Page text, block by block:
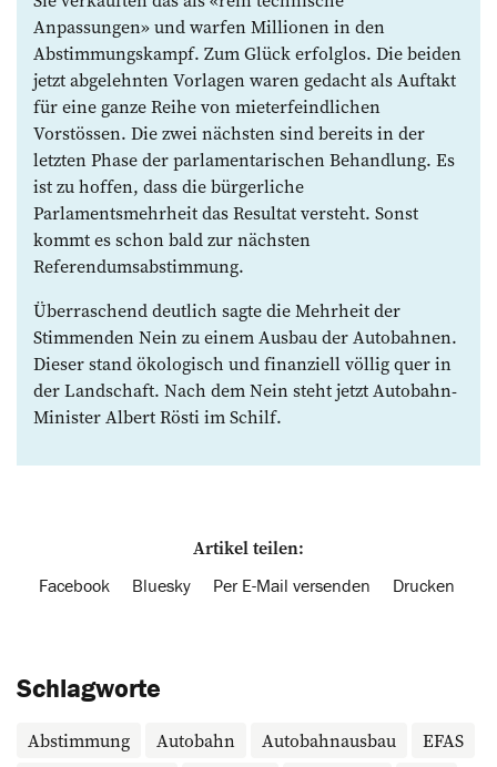
Anpassungen» und warfen Millionen in den
Abstimmungskampf. Zum Glück erfolglos. Die beiden
jetzt abgelehnten Vorlagen waren gedacht als Auftakt
für eine ganze Reihe von mieterfeindlichen
Vorstössen. Die zwei nächsten sind bereits in der
letzten Phase der parlamentarischen Behandlung. Es
ist zu hoffen, dass die bürgerliche
Parlamentsmehrheit das Resultat versteht. Sonst
kommt es schon bald zur nächsten
Referendumsabstimmung.
Überraschend deutlich sagte die Mehrheit der
Stimmenden Nein zu einem Ausbau der Autobahnen.
Dieser stand ökologisch und finanziell völlig quer in
der Landschaft. Nach dem Nein steht jetzt Autobahn-
Minister Albert Rösti im Schilf.
Artikel teilen:
Facebook Bluesky Per E-Mail versenden Drucken
Schlagworte
Abstimmung Autobahn Autobahnausbau EFAS